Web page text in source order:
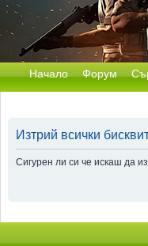
Начало Форум
Изтрий всички
Сигурен ли си че искаш да